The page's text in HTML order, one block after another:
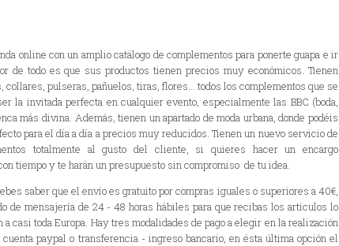
online con un amplio catálogo de complementos para ponerte guapa e ir
de todo es que sus productos tienen precios muy económicos. Tienen
collares, pulseras, pañuelos, tiras, flores... todos los complementos que se
la invitada perfecta en cualquier evento, especialmente las BBC (boda,
más divina. Además, tienen un apartado de moda urbana, donde podéis
para el día a día a precios muy reducidos. Tienen un nuevo servicio de
totalmente al gusto del cliente, si quieres hacer un encargo
tiempo y te harán un presupuesto sin compromiso de tu idea.
saber que el envío es gratuito por compras iguales o superiores a 40€,
de mensajería de 24 - 48 horas hábiles para que recibas los artículos lo
casi toda Europa. Hay tres modalidades de pago a elegir en la realización
paypal o transferencia - ingreso bancario, en ésta última opción el